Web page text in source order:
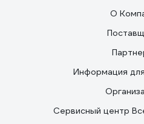
О
Информация
Сервисный центр